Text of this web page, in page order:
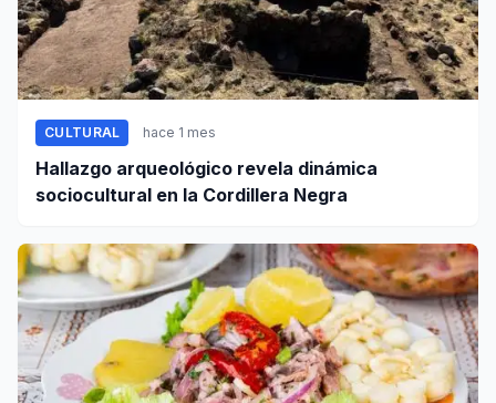
CULTURAL hace 1 mes
Hallazgo arqueológico revela dinámica
sociocultural en la Cordillera Negra